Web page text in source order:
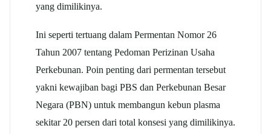
yang dimilikinya.
Ini seperti tertuang dalam Permentan Nomor 26
Tahun 2007 tentang Pedoman Perizinan Usaha
Perkebunan. Poin penting dari permentan tersebut
yakni kewajiban bagi PBS dan Perkebunan Besar
Negara (PBN) untuk membangun kebun plasma
sekitar 20 persen dari total konsesi yang dimilikinya.